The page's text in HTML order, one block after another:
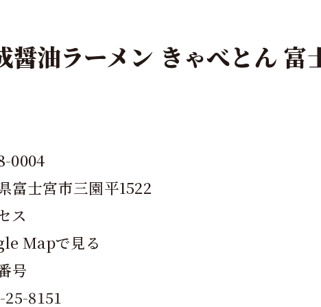
醤油ラーメン きゃべとん 富
0004
富士宮市三園平1522
ス
Mapで見る
号
25-8151